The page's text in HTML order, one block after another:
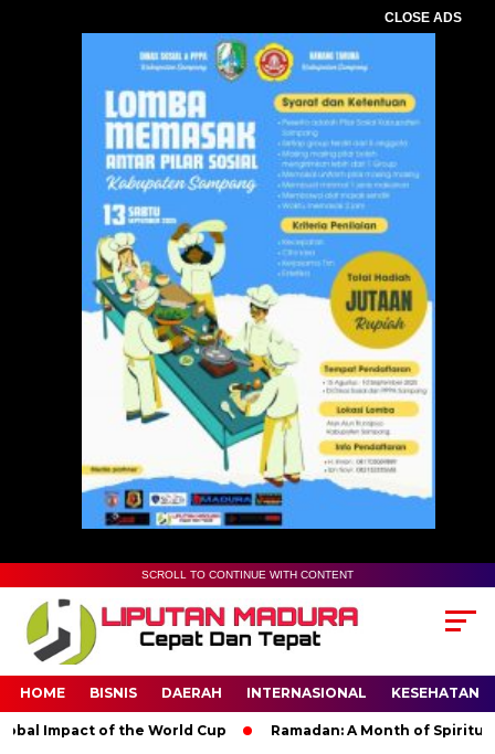
CLOSE ADS
SCROLL TO CONTINUE WITH CONTENT
HOME BISNIS DAERAH INTERNASIONAL KESEHATAN
Impact of the World Cup Ramadan: A Month of Spiritual